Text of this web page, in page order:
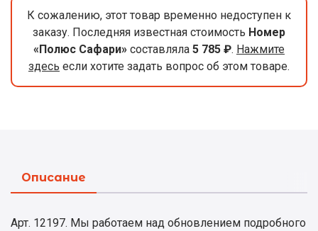
К сожалению, этот товар временно недоступен к
заказу. Последняя известная стоимость Номер
«Полюс Сафари» составляла 5 785 ₽. Нажмите
здесь если хотите задать вопрос об этом товаре.
Описание
Арт. 12197. Мы работаем над обновлением подробного